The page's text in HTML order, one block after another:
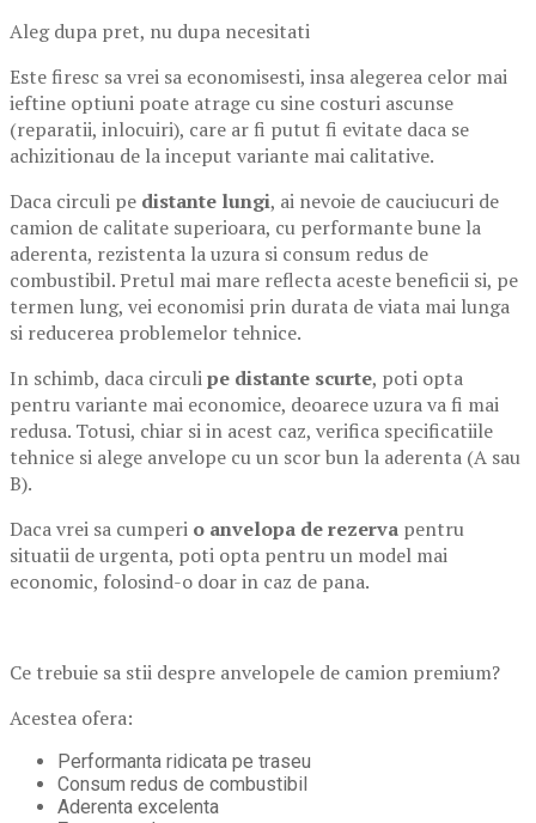
Aleg dupa pret, nu dupa necesitati
Este firesc sa vrei sa economisesti, insa alegerea celor mai
ieftine optiuni poate atrage cu sine costuri ascunse
(reparatii, inlocuiri), care ar fi putut fi evitate daca se
achizitionau de la inceput variante mai calitative.
Daca circuli pe distante lungi, ai nevoie de cauciucuri de
camion de calitate superioara, cu performante bune la
aderenta, rezistenta la uzura si consum redus de
combustibil. Pretul mai mare reflecta aceste beneficii si, pe
termen lung, vei economisi prin durata de viata mai lunga
si reducerea problemelor tehnice.
In schimb, daca circulipe distante scurte, poti opta
pentru variante mai economice, deoarece uzura va fi mai
redusa. Totusi, chiar si in acest caz, verifica specificatiile
tehnice si alege anvelope cu un scor bun la aderenta (A sau
B).
Daca vrei sa cumperi o anvelopa de rezerva pentru
situatii de urgenta, poti opta pentru un model mai
economic, folosind-o doar in caz de pana.
Ce trebuie sa stii despre anvelopele de camion premium?
Acestea ofera:
Performanta ridicata pe traseu
Consum redus de combustibil
Aderenta excelenta